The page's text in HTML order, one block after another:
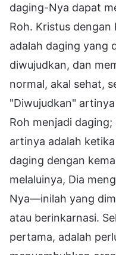
daging-Nya dapat
Roh. Kristus dengan
adalah daging yang
diwujudkan, dan
normal, akal sehat,
"Diwujudkan"
Roh menjadi
artinya adalah
daging dengan
melaluinya, Dia
Nya—inilah yang
atau berinkarnasi.
pertama, adalah